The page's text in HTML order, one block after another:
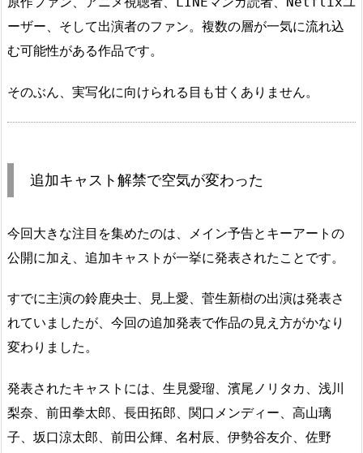
ーザー、そして出演者のファン。複数の層が一気に流れ込
む可能性がある作品です。
そのぶん、実写化に向けられる目も甘くありません。
追加キャスト解禁で空気が変わった
今回大きな注目を集めたのは、メイン予告とキーアートの
公開に加え、追加キャストが一挙に発表されたことです。
すでに主演の鈴鹿央士、見上愛、菅生新樹の出演は発表さ
れていましたが、今回の追加発表で作品の見え方がかなり
変わりました。
発表されたキャストには、生見愛瑠、濱尾ノリタカ、浅川
梨奈、前田拳太郎、長田拓郎、関口メンディー、高山璃
子、坂口涼太郎、前田公輝、名村辰、伊勢谷友介、佐野